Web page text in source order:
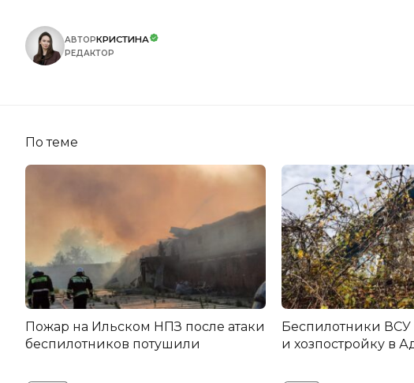
АВТОРКРИСТИНА
РЕДАКТОР
По теме
Пожар на Ильском НПЗ после атаки
беспилотников потушили
Беспилотники
и хозпостройку в